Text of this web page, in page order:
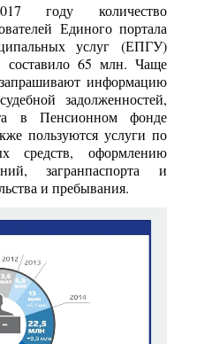
году количество
Единого портала
услуг (ЕПГУ)
65 млн. Чаще
информацию
задолженностей,
в Пенсионном фонде
пользуются услуги по
средств, оформлению
загранпаспорта и
и пребывания.